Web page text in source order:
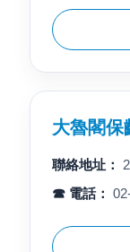
大魯閣保
聯絡地址：
☎ 電話：